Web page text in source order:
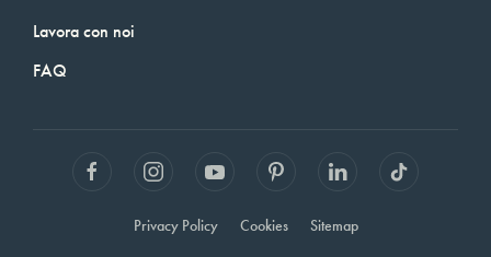
Lavora con noi
FAQ
Privacy Policy Cookies Sitemap